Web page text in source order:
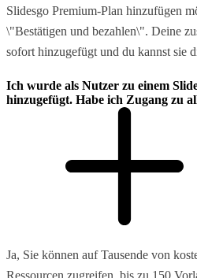
Slidesgo Premium-Plan hinzufügen
\"Bestätigen und bezahlen\". Deine
sofort hinzugefügt und du kannst sie
Ich wurde als Nutzer zu einem
hinzugefügt. Habe ich Zugang zu
Ja, Sie können auf Tausende von